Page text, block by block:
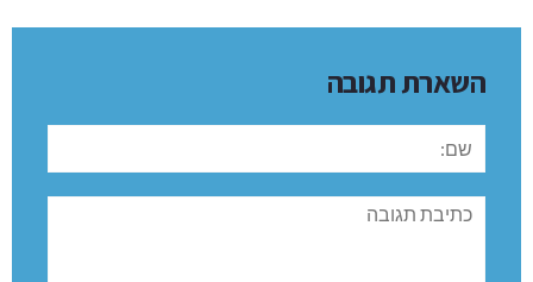
השארת תגובה
שם:
תגובה